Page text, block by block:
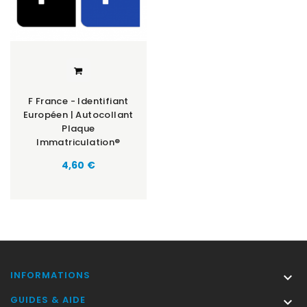
F France - Identifiant
Européen | Autocollant
Plaque
Immatriculation®
Prix
4,60 €
INFORMATIONS 
GUIDES & AIDE 